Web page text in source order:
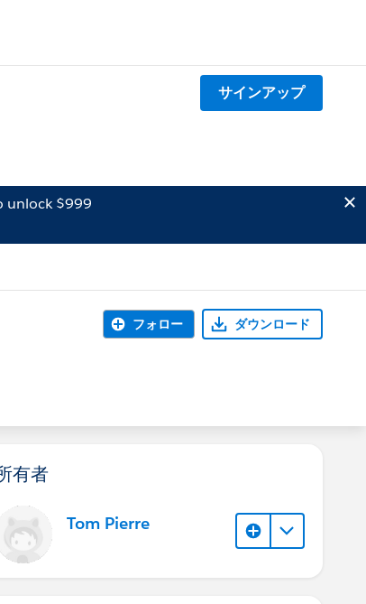
サインアップ
unlock $999
フォロー ダウンロード
有者
Tom Pierre